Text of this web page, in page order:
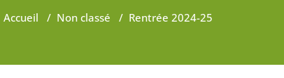
Accueil / Non classé / Rentrée 2024-25